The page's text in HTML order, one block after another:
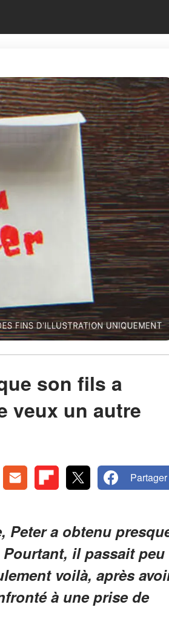
son fils a
veux un autre
Partager
Peter a obtenu
il passait peu
voilà, après
à une prise de